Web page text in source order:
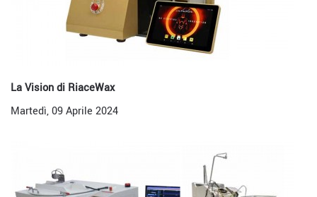
La Vision di RiaceWax
Martedì, 09 Aprile 2024